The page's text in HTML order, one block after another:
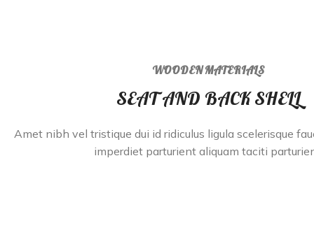
WOODEN MATERIALS
SEAT AND BACK SHELL
Amet nibh vel tristique dui id ridiculus ligula scelerisque
imperdiet parturient aliquam taciti